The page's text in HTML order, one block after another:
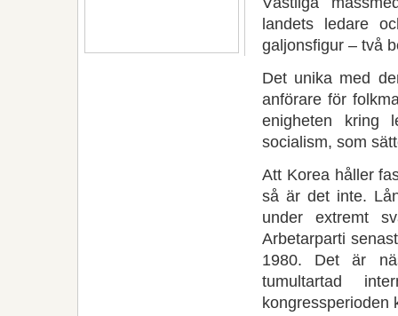
landets ledare
galjonsfigur – två
Det unika med
anförare för
enigheten kring
socialism, som
Att Korea håller
så är det inte.
under extremt
Arbetarparti
1980. Det är
tumultartad
kongressperioden